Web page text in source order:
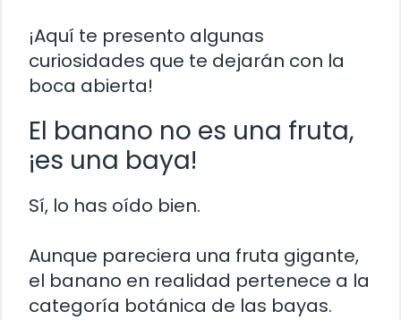
¡Aquí te presento algunas
curiosidades que te dejarán con la
boca abierta!
El banano no es una fruta,
¡es una baya!
Sí, lo has oído bien.
Aunque pareciera una fruta gigante,
el banano en realidad pertenece a la
categoría botánica de las bayas.